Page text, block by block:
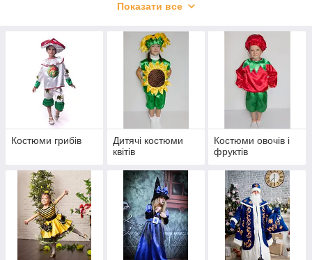
до часу образ. (Продовження нижче).
Показати все
Костюми грибів
Дитячі костюми
квітів
Костюми овочів і
фруктів